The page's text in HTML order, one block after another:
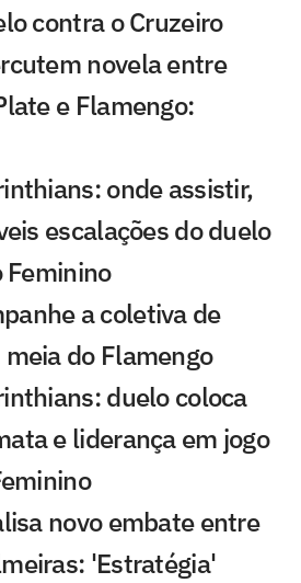
contra o Cruzeiro
novela entre
e Flamengo:
onde assistir,
escalações do duelo
a coletiva de
do Flamengo
duelo coloca
e liderança em jogo
novo embate entre
'Estratégia'